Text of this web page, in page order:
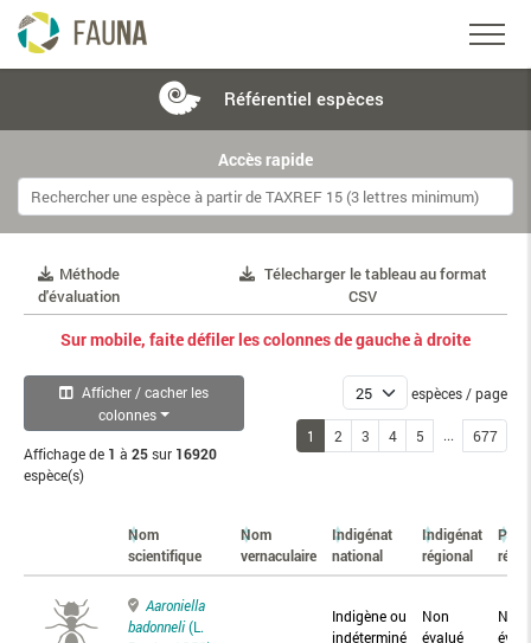
Référentiel espèces
Accès rapide
Méthode
d'évaluation
Télecharger le tableau au format
CSV
Sur mobile, faite défiler les colonnes de gauche à droite
Afficher / cacher les
colonnes
Affichage de 1 à 25sur 16920
espèce(s)
espèces / page
1 2 3 4 5 ... 677
Nom
scientifique
Nom
vernaculaire
Indigénat
national
Indigénat
régional
Aaroniella
badonneli(L.
Indigène ou
indéterminé
Non
évalué
Non